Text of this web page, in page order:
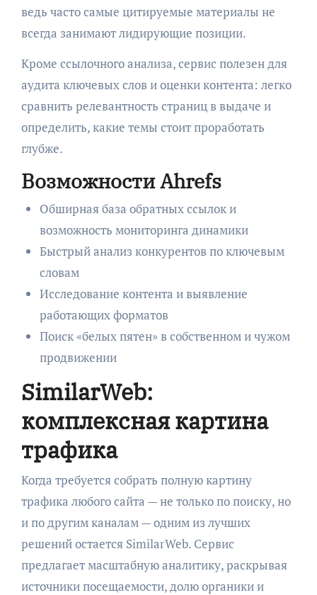
ведь часто самые цитируемые материалы не
всегда занимают лидирующие позиции.
Кроме ссылочного анализа, сервис полезен для
аудита ключевых слов и оценки контента: легко
сравнить релевантность страниц в выдаче и
определить, какие темы стоит проработать
глубже.
Возможности Ahrefs
Обширная база обратных ссылок и
возможность мониторинга динамики
Быстрый анализ конкурентов по ключевым
словам
Исследование контента и выявление
работающих форматов
Поиск «белых пятен» в собственном и чужом
продвижении
SimilarWeb:
комплексная картина
трафика
Когда требуется собрать полную картину
трафика любого сайта — не только по поиску, но
и по другим каналам — одним из лучших
решений остается SimilarWeb. Сервис
предлагает масштабную аналитику, раскрывая
источники посещаемости, долю органики и